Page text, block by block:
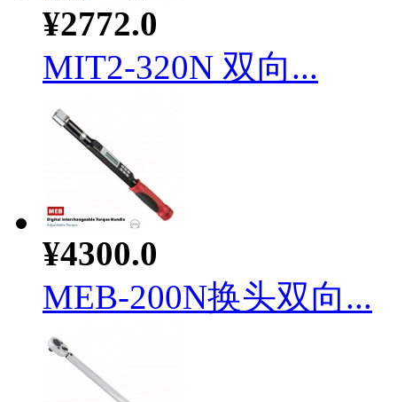
¥2772.0
MIT2-320N 双向...
¥4300.0
MEB-200N换头双向...